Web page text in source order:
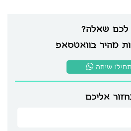
לכם שאלה?
מהיר בוואטסאפ
שיחה
אליכם